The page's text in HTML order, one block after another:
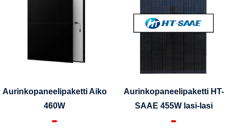
Aurinkopaneelipaketti Aiko
460W
Aurinkopaneelipaketti HT-
SAAE 455W lasi-lasi